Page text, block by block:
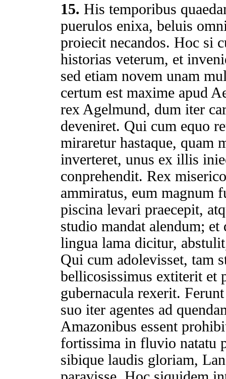
15. His temporibus
puerulos enixa, beluis
proiecit necandos. Hoc si
historias veterum, et
sed etiam novem unam
certum est maxime apud
rex Agelmund, dum iter
deveniret. Qui cum equo
miraretur hastaque, quam
inverteret, unus ex illis
conprehendit. Rex
ammiratus, eum magnum
piscina levari praecepit,
studio mandat alendum;
lingua lama dicitur,
Qui cum adolevisset, tam
bellicosissimus extiterit et
gubernacula rexerit.
suo iter agentes ad
Amazonibus essent
fortissima in fluvio natatu
sibique laudis gloriam,